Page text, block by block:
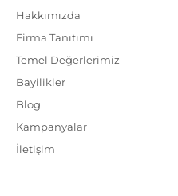
Hakkımızda
Firma Tanıtımı
Temel Değerlerimiz
Bayilikler
Blog
Kampanyalar
İletişim